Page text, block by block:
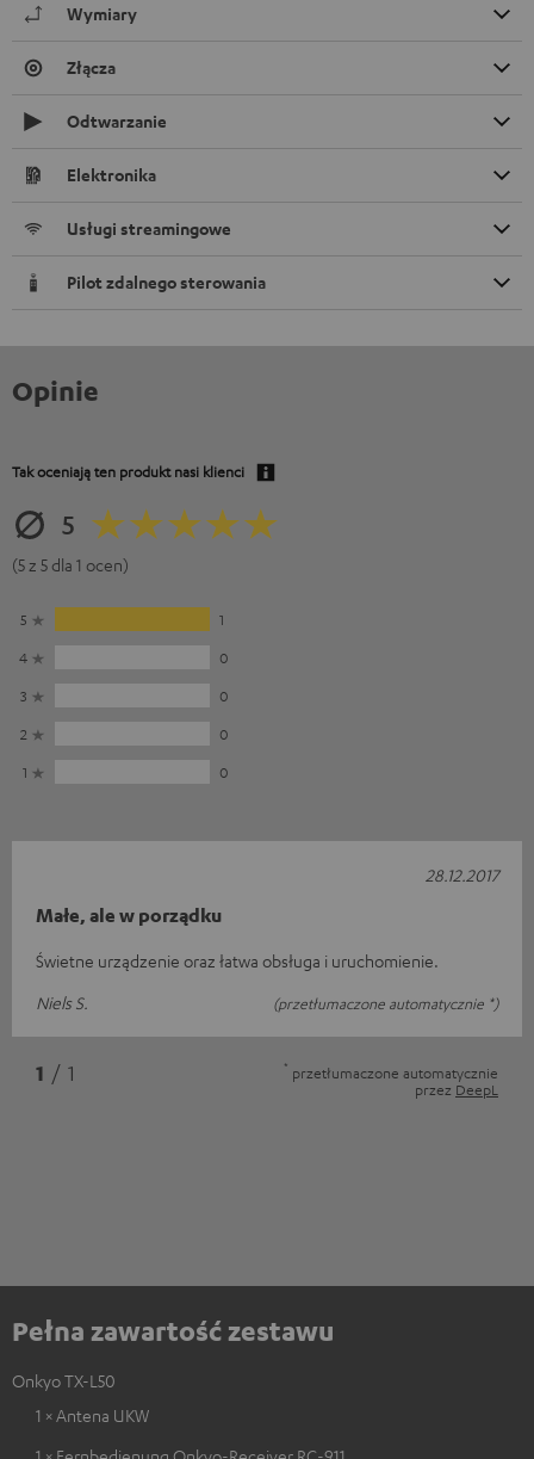
Wymiary
Złącza
Odtwarzanie
Elektronika
Usługi streamingowe
Pilot zdalnego sterowania
Opinie
Tak oceniają ten produkt nasi klienci
5
(5 z 5 dla 1 ocen)
5
1
4
0
3
0
2
0
1
0
Małe, ale w porządku
Świetne urządzenie oraz łatwa obsługa i uruchomienie.
Niels S.
(przetłumaczone automatycznie *)
28.12.2017
1 / 1 * przetłumaczone automatycznie
przez DeepL
Pełna zawartość zestawu
Onkyo TX-L50
1 × Antena UKW